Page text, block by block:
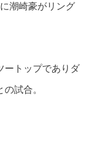
潮崎豪がリング
ートップでありダ
試合。